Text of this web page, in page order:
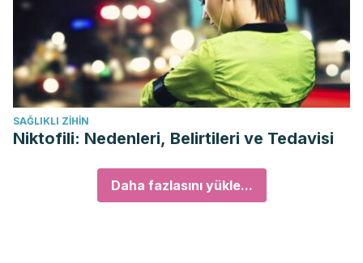
SAĞLIKLI ZIHIN
Niktofili: Nedenleri, Belirtileri ve Tedavisi
Daha fazlasını yükle...